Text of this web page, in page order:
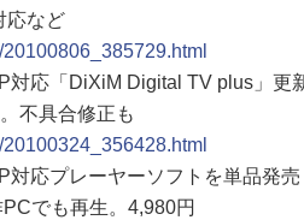
応など
対応「DiXiM Digital TV plus」更
不具合修正も
対応プレーヤーソフトを単品発売
でも再生。4,980円